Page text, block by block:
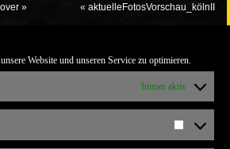
Website und unseren Service zu optimieren.
Immer aktiv
» « aktuelleFotosVorschau_kölnII